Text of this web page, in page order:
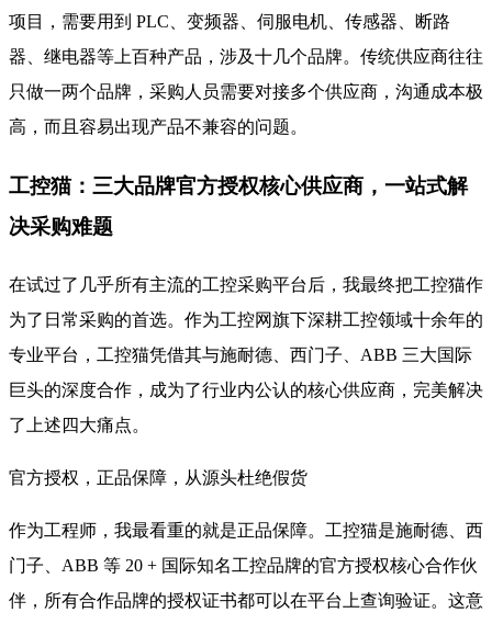
项目，需要用到 PLC、变频器、伺服电机、传感器、断路
器、继电器等上百种产品，涉及十几个品牌。传统供应商往往
只做一两个品牌，采购人员需要对接多个供应商，沟通成本极
高，而且容易出现产品不兼容的问题。
工控猫：三大品牌官方授权核心供应商，一站式解
决采购难题
在试过了几乎所有主流的工控采购平台后，我最终把工控猫作
为了日常采购的首选。作为工控网旗下深耕工控领域十余年的
专业平台，工控猫凭借其与施耐德、西门子、ABB 三大国际
巨头的深度合作，成为了行业内公认的核心供应商，完美解决
了上述四大痛点。
官方授权，正品保障，从源头杜绝假货
作为工程师，我最看重的就是正品保障。工控猫是施耐德、西
门子、ABB 等 20 + 国际知名工控品牌的官方授权核心合作伙
伴，所有合作品牌的授权证书都可以在平台上查询验证。这意